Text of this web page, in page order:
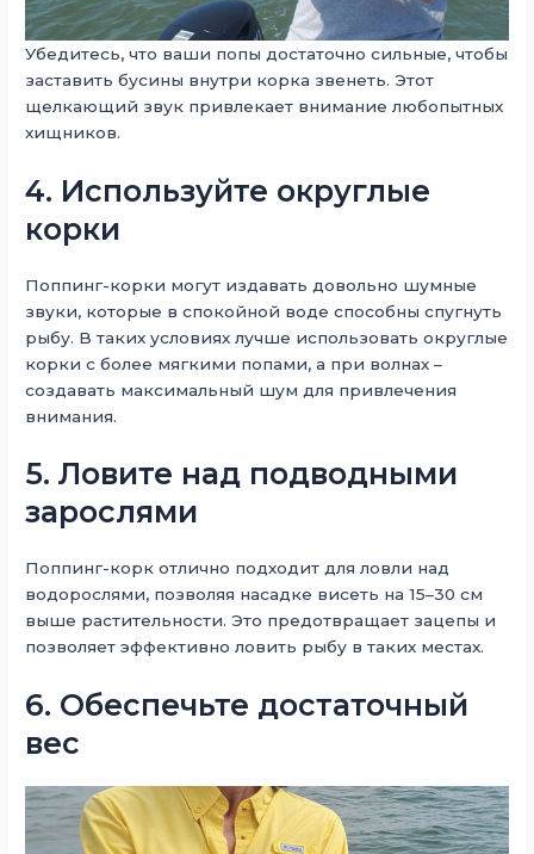
Убедитесь, что ваши попы достаточно сильные, чтобы
заставить бусины внутри корка звенеть. Этот
щелкающий звук привлекает внимание любопытных
хищников.
4. Используйте округлые
корки
Поппинг-корки могут издавать довольно шумные
звуки, которые в спокойной воде способны спугнуть
рыбу. В таких условиях лучше использовать округлые
корки с более мягкими попами, а при волнах –
создавать максимальный шум для привлечения
внимания.
5. Ловите над подводными
зарослями
Поппинг-корк отлично подходит для ловли над
водорослями, позволяя насадке висеть на 15–30 см
выше растительности. Это предотвращает зацепы и
позволяет эффективно ловить рыбу в таких местах.
6. Обеспечьте достаточный
вес